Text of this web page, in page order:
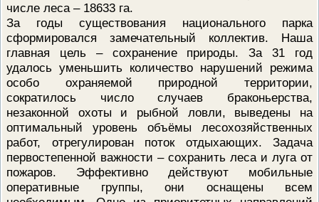
ПРИМЕНЯЕМЫЙ ПРИ
ОСУЩЕСТВЛЕНИИ
ГОСУДАРСТВЕННОГО
ОБЛАСТИ ОХРАНЫ И
ИСПОЛЬЗОВАНИЯ ООПТ
ФЕДЕРАЛЬНОГО ЗНАЧЕНИЯ
ПРОГРАММА ПРОФИЛАКТИКИ
РИСКОВ ПРИЧИНЕНИЯ
ПЛАН ПРОВЕДЕНИЯ
КОНТРОЛЬНЫХ
ИСЧЕРПЫВАЮЩИЙ
СВЕДЕНИЙ, КОТОРЫЕ МОГУТ
ЗАПРАШИВАТЬСЯ
(НАДЗОРНЫМ) ОРГАНОМ У
КОНТРОЛИРУЕМОГО ЛИЦА
числе леса – 18633 га.
За годы существования национального парка
сформировался замечательный коллектив. Наша
главная цель – сохранение природы. За 31 год
удалось уменьшить количество нарушений режима
особо охраняемой природной территории,
сократилось число случаев браконьерства,
незаконной охоты и рыбной ловли, выведены на
оптимальный уровень объёмы лесохозяйственных
работ, отрегулирован поток отдыхающих. Задача
первостепенной важности – сохранить леса и луга от
пожаров. Эффективно действуют мобильные
оперативные группы, они оснащены всем